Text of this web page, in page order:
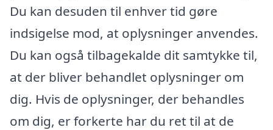
Du kan desuden til enhver tid gøre
indsigelse mod, at oplysninger anvendes.
Du kan også tilbagekalde dit samtykke til,
at der bliver behandlet oplysninger om
dig. Hvis de oplysninger, der behandles
om dig, er forkerte har du ret til at de